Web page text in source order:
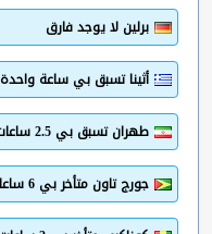
برلين لا يوجد فارق
أثينا تسبق بي ساعة واحدة
طهران تسبق بي 2.5 ساعات
جورج تاون متأخر بي 6 ساعات